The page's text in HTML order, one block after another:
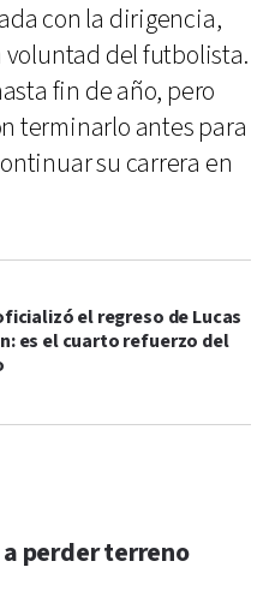
con la dirigencia,
del futbolista.
fin de año, pero
terminarlo antes para
su carrera en
el regreso de Lucas
es el cuarto refuerzo del
perder terreno